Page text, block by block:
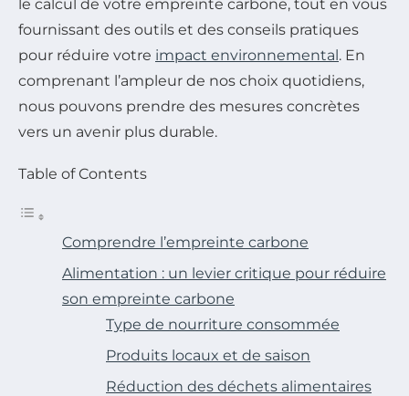
le calcul de votre empreinte carbone, tout en vous
fournissant des outils et des conseils pratiques
pour réduire votre impact environnemental. En
comprenant l’ampleur de nos choix quotidiens,
nous pouvons prendre des mesures concrètes
vers un avenir plus durable.
Table of Contents
Comprendre l’empreinte carbone
Alimentation : un levier critique pour réduire
son empreinte carbone
Type de nourriture consommée
Produits locaux et de saison
Réduction des déchets alimentaires